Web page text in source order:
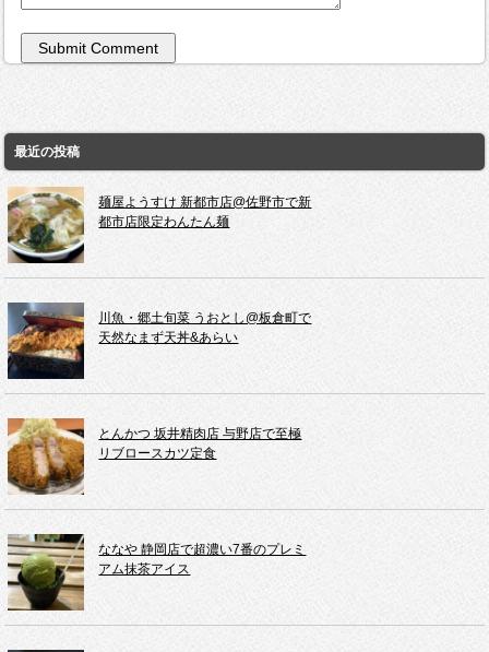
最近の投稿
麺屋ようすけ 新都市店@佐野市で新
都市店限定わんたん麺
川魚・郷土旬菜 うおとし@板倉町で
天然なまず天丼&あらい
とんかつ 坂井精肉店 与野店で至極
リブロースカツ定食
ななや 静岡店で超濃い7番のプレミ
アム抹茶アイス